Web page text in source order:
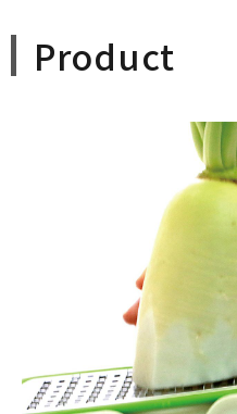
Product